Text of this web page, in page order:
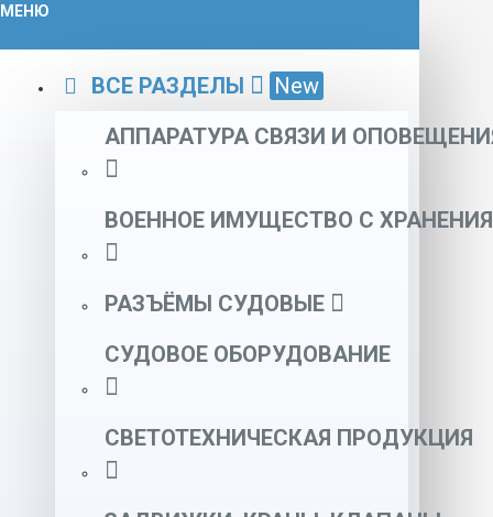
МЕНЮ
ВСЕ РАЗДЕЛЫ
New
АППАРАТУРА СВЯЗИ И
ВОЕННОЕ ИМУЩЕСТВО С ХРАНЕНИЯ
РАЗЪЁМЫ СУДОВЫЕ
СУДОВОЕ ОБОРУДОВАНИЕ
СВЕТОТЕХНИЧЕСКАЯ ПРОДУКЦИЯ